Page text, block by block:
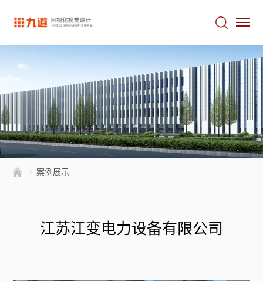
> 案例展示
江苏江变电力设备有限公司